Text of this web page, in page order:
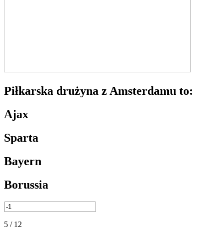
Piłkarska drużyna z Amsterdamu to:
Ajax
Sparta
Bayern
Borussia
5 / 12